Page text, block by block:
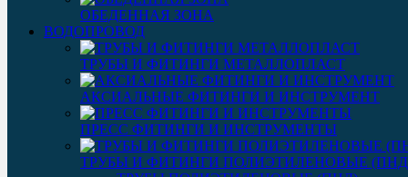
ОБЕДЕННАЯ ЗОНА
ВОДОПРОВОД
ТРУБЫ И ФИТИНГИ МЕТАЛЛОПЛАСТ
АКСИАЛЬНЫЕ ФИТИНГИ И ИНСТРУМЕНТ
ПРЕСС ФИТИНГИ И ИНСТРУМЕНТЫ
ТРУБЫ И ФИТИНГИ ПОЛИЭТИЛЕНОВЫЕ